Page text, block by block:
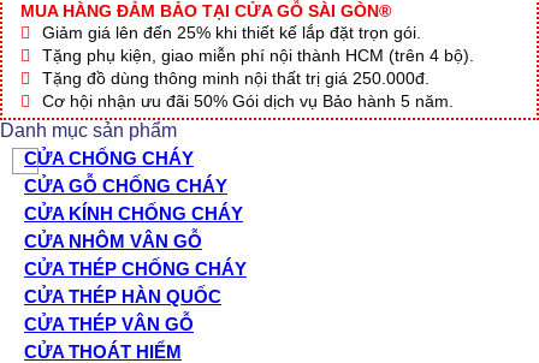
MUA HÀNG ĐẢM BẢO TẠI CỬA GỖ SÀI GÒN®
Giảm giá lên đến 25% khi thiết kế lắp đặt trọn gói.
Tặng phụ kiện, giao miễn phí nội thành HCM (trên 4 bộ).
Tặng đồ dùng thông minh nội thất trị giá 250.000đ.
Cơ hội nhận ưu đãi 50% Gói dịch vụ Bảo hành 5 năm.
Danh mục sản phẩm
CỬA CHỐNG CHÁY
CỬA GỖ CHỐNG CHÁY
CỬA KÍNH CHỐNG CHÁY
CỬA NHÔM VÂN GỖ
CỬA THÉP CHỐNG CHÁY
CỬA THÉP HÀN QUỐC
CỬA THÉP VÂN GỖ
CỬA THOÁT HIỂM